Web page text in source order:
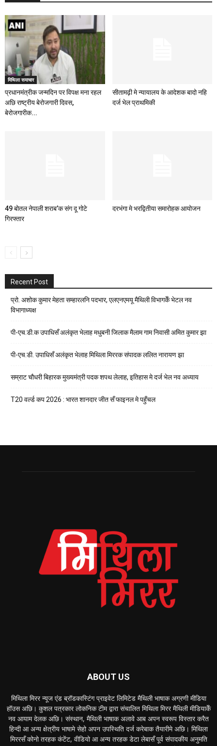
मिथिला समाचार
प्रधानमंत्रीक जन्मदिन पर विपक्ष मना रहल
अछि राष्ट्रीय बेरोजगारी दिवस,
बेरोजगारीक...
सीतामढ़ी मे न्यायालय के आदेशक बादो नहि
दर्ज भेल प्राथमिकी
49 बोतल नेपाली शराब’क संग दू गोटे
गिरफ्तार
दरभंगा मे भरद्वितीया समारोहक आयोजन
Recent Post
प्रो. अशोक कुमार मेहता सम्हारलनि पदभार, एलएनएमयू मैथिली विभागकेँ भेटल नव
विभागाध्यक्ष
पी-एच.डी.क उपाधिसँ अलंकृत भेलाह मधुबनी जिलाक मैलाम गाम निवासी अमित कुमार झा
पी-एच.डी. उपाधिसँ अलंकृत भेलाह मिथिला मिररक संपादक ललित नारायण झा
सम्राट चौधरी बिहारक मुख्यमंत्री पदक शपथ लेलाह, इतिहास मे दर्ज भेल नव अध्याय
T20 वर्ल्ड कप 2026 : भारत शानदार जीत सँ फाइनल मे पहुँचल
ABOUT US
मिथिला मिरर न्यूज एंड ब्रॉडकास्टिंग प्राइवेट लिमिटेड मैथिली भाषाक अग्रणी मीडिया
हॉउस अछि। कुशल पत्रकार लोकनिक टीम द्वारा संचालित मिथिला मिरर मैथिली मीडियाकेँ
नव आयाम देलक अछि। संस्थान, मैथिली भाषाक अलावे आब अपन स्वरूप विस्तार करैत
हिन्दी आ अन्य क्षेत्रीय भाषामे सेहो अपन उपस्थिति दर्ज करेबाक तैयारीमे अछि। मिथिला
मिररसँ कोनो तरहक कंटेंट, वीडियो आ अन्य तरहक डेटा लेबासँ पूर्व संपादकीय अनुमति